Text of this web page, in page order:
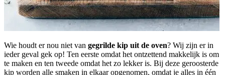
Wie houdt er nou niet van gegrilde kip uit de oven? Wij zijn er in
ieder geval gek op! Ten eerste omdat het ontzettend makkelijk is om
te maken en ten tweede omdat het zo lekker is. Bij deze geroosterde
kip worden alle smaken in elkaar opgenomen, omdat je alles in één